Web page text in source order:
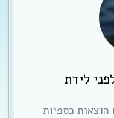
לידת
כספיות